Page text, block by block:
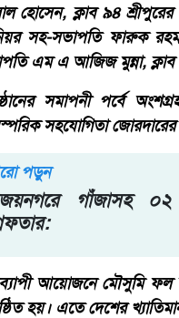
হোসেন, ক্লাব ৯৪
সহ-সভাপতি ফারুক
এম এ আজিজ মুন্না,
সমাপনী পর্বে
সহযোগিতা জোরদারের
পড়ুন
গাঁজাসহ ০২
আয়োজনে মৌসুমি ফল
হয়। এতে দেশের